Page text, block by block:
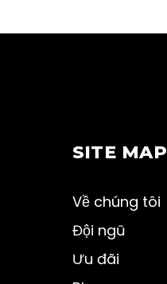
SITE MAP
Về chúng tôi
Đội ngũ
Ưu đãi